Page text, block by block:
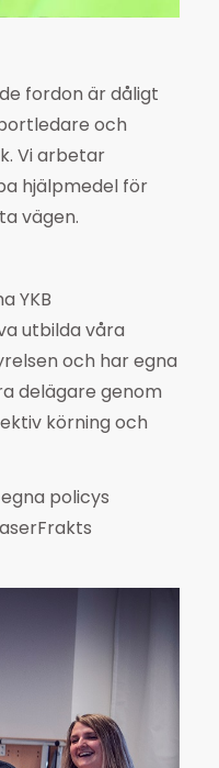
fordon är dåligt
och
Vi arbetar
hjälpmedel för
vägen.
YKB
utbilda våra
och har egna
delägare genom
körning och
policys